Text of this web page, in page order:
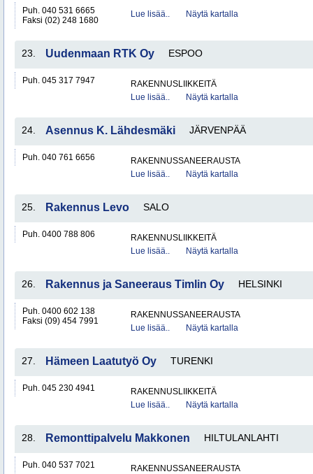
Puh. 040 531 6665
Faksi (02) 248 1680
Lue lisää.. Näytä kartalla
23. Uudenmaan RTK Oy ESPOO
Puh. 045 317 7947
RAKENNUSLIIKKEITÄ
Lue lisää..
Näytä kartalla
24. Asennus K. Lähdesmäki JÄRVENPÄÄ
Puh. 040 761 6656
RAKENNUSSANEERAUSTA
Lue lisää..
Näytä kartalla
25. Rakennus Levo SALO
Puh. 0400 788 806
RAKENNUSLIIKKEITÄ
Lue lisää..
Näytä kartalla
26. Rakennus ja Saneeraus Timlin Oy HELSINKI
Puh. 0400 602 138
Faksi (09) 454 7991
RAKENNUSSANEERAUSTA
Lue lisää..
Näytä kartalla
27. Hämeen Laatutyö Oy TURENKI
Puh. 045 230 4941
RAKENNUSLIIKKEITÄ
Lue lisää..
Näytä kartalla
28. Remonttipalvelu Makkonen HILTULANLAHTI
Puh. 040 537 7021
RAKENNUSSANEERAUSTA